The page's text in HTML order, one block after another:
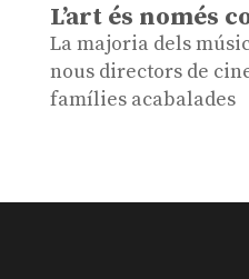
L’art és només
La majoria dels
nous directors de
famílies acabalades